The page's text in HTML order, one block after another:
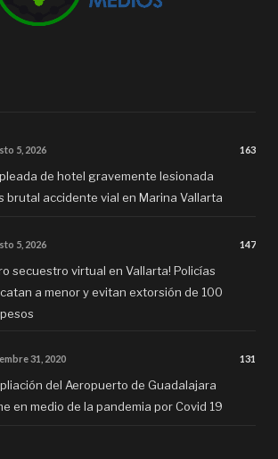
5, 2026 163
de hotel gravemente lesionada
brutal accidente vial en Marina Vallarta
5, 2026 147
secuestro virtual en Vallarta! Policías
a menor y evitan extorsión de 100
31, 2020 131
del Aeropuerto de Guadalajara
en medio de la pandemia por Covid 19